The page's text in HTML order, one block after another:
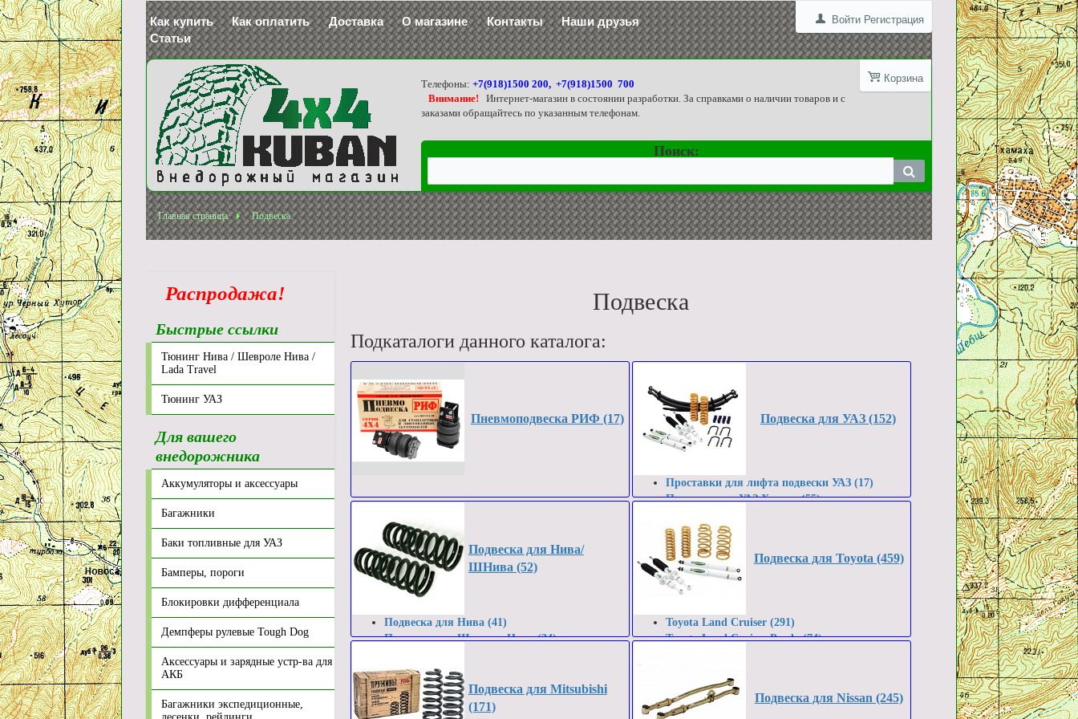
Войти Регистрация
Как купить Как оплатить Доставка О магазине Контакты
Наши друзья
Статьи
Корзина
Телефоны:+7(918)1500 200, +7(918)1500 700
Внимание!
Интернет-магазин в состоянии разработки. За справками о наличии товаров и с
заказами обращайтесь по указанным телефонам.
Поиск:
Главная страница Подвеска
Подвеска
Подкаталоги данного каталога:
Пневмоподвеска РИФ (17) Подвеска для УАЗ (152)
Проставки для лифта подвески УАЗ (17)
Подвеска для УАЗ Хантер (55)
Подвеска для УАЗ 452 / 469 / 3151 (24)
Подвеска для Нива/
ШНива (52)
Подвеска для Нива (41)
Подвеска для Шевроле Нива (34)
Подвеска для Toyota (459)
Toyota Land Cruiser (291)
Toyota Land Cruiser Prado (74)
Toyota 4runner (9)
Toyota Tacoma (8)
Подвеска для Mitsubishi
(171)
Подвеска для Nissan (245)
Распродажа!
Быстрые ссылки
Тюнинг Нива / Шевроле Нива /
Lada Travel
Тюнинг УАЗ
Для вашего
внедорожника
Аккумуляторы и аксессуары
Багажники
Баки топливные для УАЗ
Бамперы, пороги
Блокировки дифференциала
Демпферы рулевые Tough Dog
Аксессуары и зарядные устр-ва для
АКБ
Багажники экспедиционные,